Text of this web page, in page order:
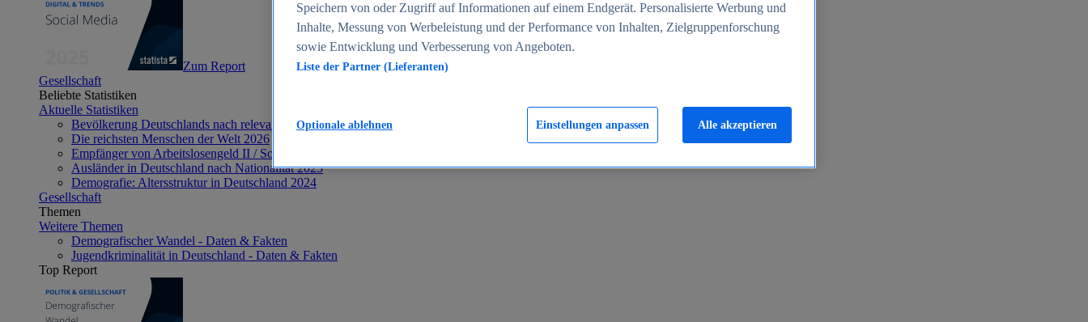
Zum Report
Gesellschaft
Beliebte Statistiken
Aktuelle Statistiken
Bevölkerung Deutschlands nach relevanten Altersgruppen 2024
Die reichsten Menschen der Welt 2026
Empfänger von Arbeitslosengeld II / Sozialgeld / Bürgergeld in Deutschland 2005-2025
Ausländer in Deutschland nach Nationalität 2025
Demografie: Altersstruktur in Deutschland 2024
Gesellschaft
Themen
Weitere Themen
Demografischer Wandel - Daten & Fakten
Jugendkriminalität in Deutschland - Daten & Fakten
Top Report
Speichern von oder Zugriff auf Informationen auf einem Endgerät. Personalisierte Werbung und
Inhalte, Messung von Werbeleistung und der Performance von Inhalten, Zielgruppenforschung
sowie Entwicklung und Verbesserung von Angeboten.
Liste der Partner (Lieferanten)
Einstellungen anpassen
Optionale ablehnen Alle akzeptieren